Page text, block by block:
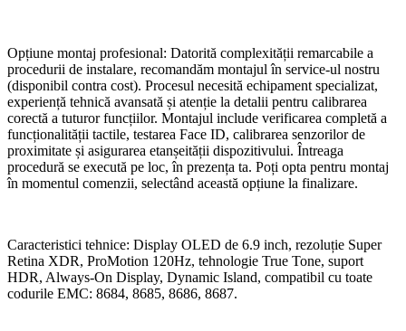
Opțiune montaj profesional: Datorită complexității remarcabile a
procedurii de instalare, recomandăm montajul în service-ul nostru
(disponibil contra cost). Procesul necesită echipament specializat,
experiență tehnică avansată și atenție la detalii pentru calibrarea
corectă a tuturor funcțiilor. Montajul include verificarea completă a
funcționalității tactile, testarea Face ID, calibrarea senzorilor de
proximitate și asigurarea etanșeității dispozitivului. Întreaga
procedură se execută pe loc, în prezența ta. Poți opta pentru montaj
în momentul comenzii, selectând această opțiune la finalizare.
Caracteristici tehnice: Display OLED de 6.9 inch, rezoluție Super
Retina XDR, ProMotion 120Hz, tehnologie True Tone, suport
HDR, Always-On Display, Dynamic Island, compatibil cu toate
codurile EMC: 8684, 8685, 8686, 8687.